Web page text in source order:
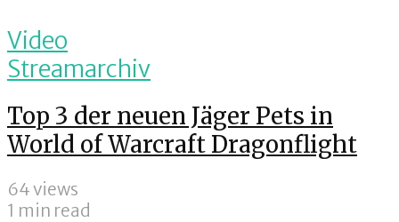
Video
Streamarchiv
Top 3 der neuen Jäger Pets in
World of Warcraft Dragonflight
64 views
1 min read